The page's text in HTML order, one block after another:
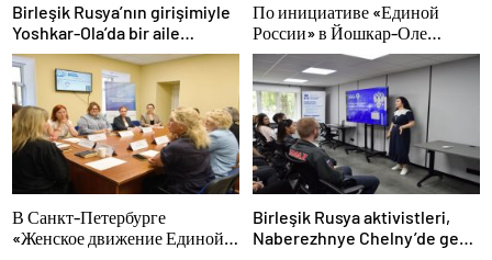
Birleşik Rusya’nın girişimiyle
Yoshkar-Ola’da bir aile
festivali düzenlendi
По инициативе «Единой
России» в Йошкар-Оле
состоялся семейный
фестиваль
В Санкт-Петербурге
«Женское движение Единой
Birleşik Rusya aktivistleri,
Naberezhnye Chelny’de genç